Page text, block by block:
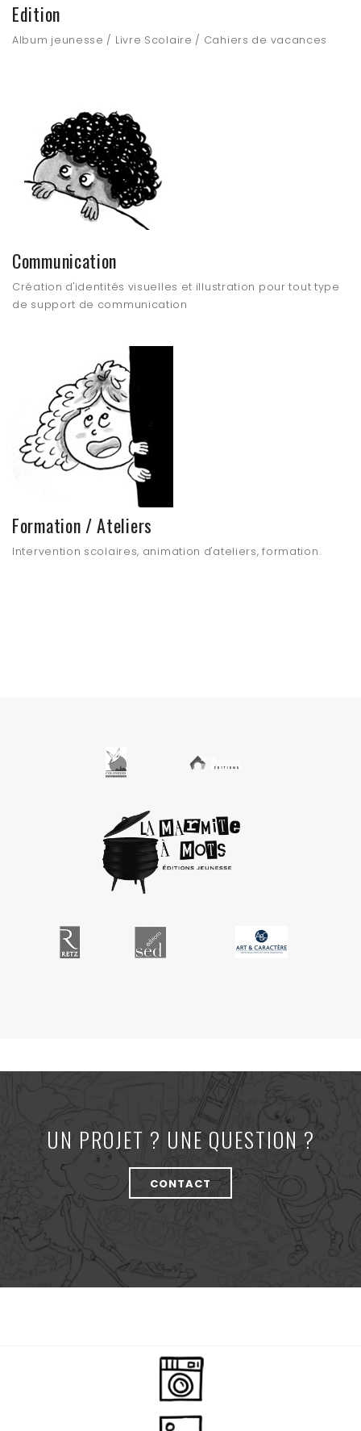
Edition
Album jeunesse / Livre Scolaire / Cahiers de vacances
Communication
Création d'identités visuelles et illustration pour tout type
de support de communication
Formation / Ateliers
Intervention scolaires, animation d'ateliers, formation.
UN PROJET ? UNE QUESTION ?
CONTACT